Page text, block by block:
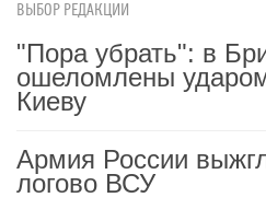
ВЫБОР РЕДАКЦИИ
"Пора убрать": в
ошеломлены
Киеву
Армия России
логово ВСУ